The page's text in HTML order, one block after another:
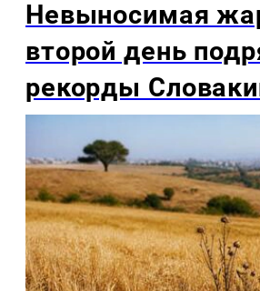
Невыносимая
второй день
рекорды